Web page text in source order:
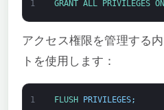
1 GRANT ALL PRIVILEGES ON
アクセス権限を管理する
トを使用します：
1 FLUSH PRIVILEGES;